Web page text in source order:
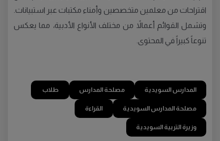
اقتراحات من معلمين متخصصين وأمناء مكتبات عبر استبيانات.
وتشمل القوائم أعمالاً من مختلف الأنواع الأدبية، مما يعكس
تنوعاً كبيراً في المحتوى.
المدارس السويدية مصلحة المدارس طلاب
مصلحة المدارس السويدية القراءة
وزيرة التربية السويدية